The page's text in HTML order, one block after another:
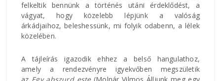
felkeltik bennünk a történés utáni érdeklődést, a
vágyat, hogy közelebb lépjünk a valóság
árkádjaihoz, beleshessünk, mi folyik odabenn, a lélek
közelében.
A tájleírás igazodik ehhez a belső hangulathoz,
amely a rendezvényre igyekvőben megszületik